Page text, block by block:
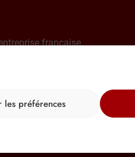
les préférences
française